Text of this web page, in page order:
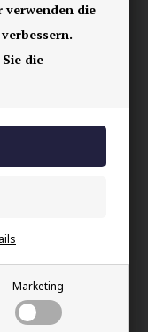
verwenden die
die
Marketing